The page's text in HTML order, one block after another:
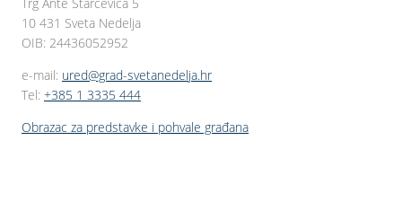
10 431 Sveta Nedelja
OIB: 24436052952
e-mail: ured@grad-svetanedelja.hr
Tel: +385 1 3335 444
Obrazac za predstavke i pohvale građana